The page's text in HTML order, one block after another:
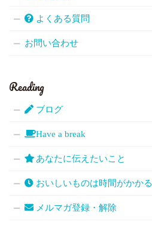
よくある質問
お問い合わせ
Reading
ブログ
Have a break
あなたに伝えたいこと
おいしいものは時間がかかる
メルマガ登録・解除